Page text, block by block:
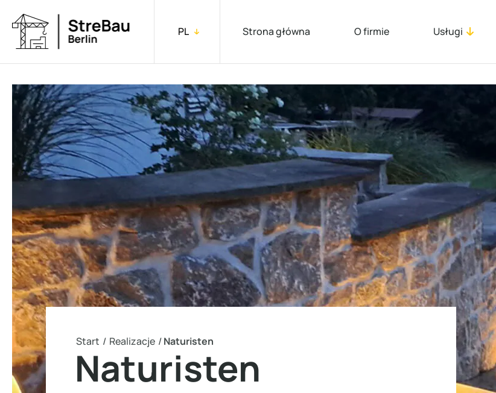
Strona główna O firmie Usługi
PL
Start / Realizacje /Naturisten
Naturisten